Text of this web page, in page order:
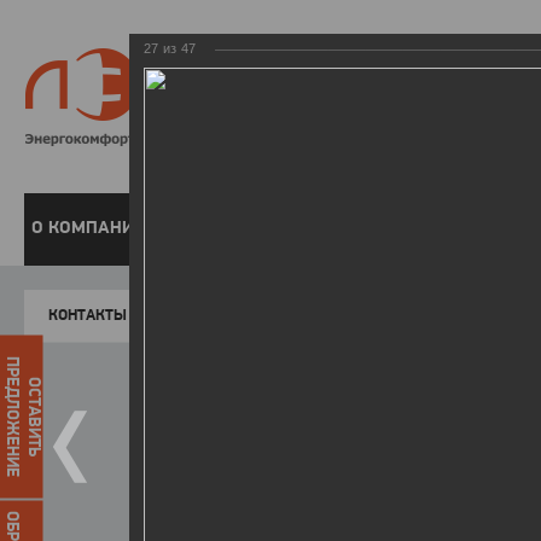
8 800
О КОМПАНИИ
КОНТАКТЫ
ОСТАВИТЬ
ПРЕДЛОЖЕНИЕ
27 из 47